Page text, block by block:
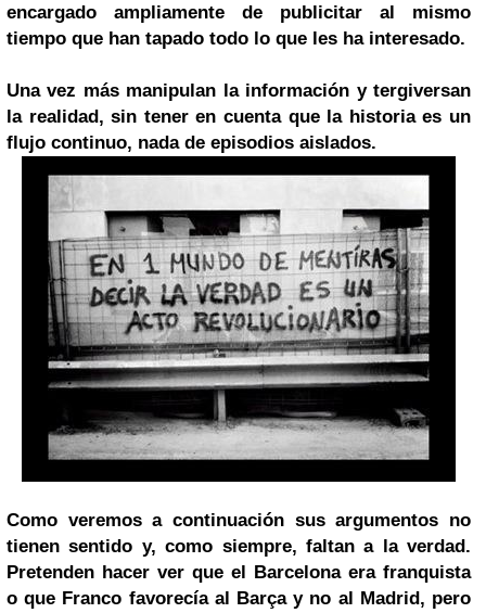
encargado ampliamente de publicitar al mismo
tiempo que han tapado todo lo que les ha interesado.
Una vez más manipulan la información y tergiversan
la realidad, sin tener en cuenta que la historia es un
flujo continuo, nada de episodios aislados.
Como veremos a continuación sus argumentos no
tienen sentido y, como siempre, faltan a la verdad.
Pretenden hacer ver que el Barcelona era franquista
o que Franco favorecía al Barça y no al Madrid, pero